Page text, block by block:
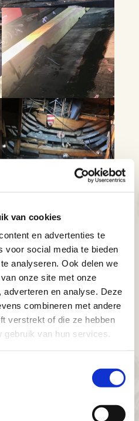
van cookies
en advertenties te
voor social media te bieden
analyseren. Ook delen we
onze site met onze
en analyse. Deze
combineren met andere
verstrekt of die ze hebben
gebruik van hun services.